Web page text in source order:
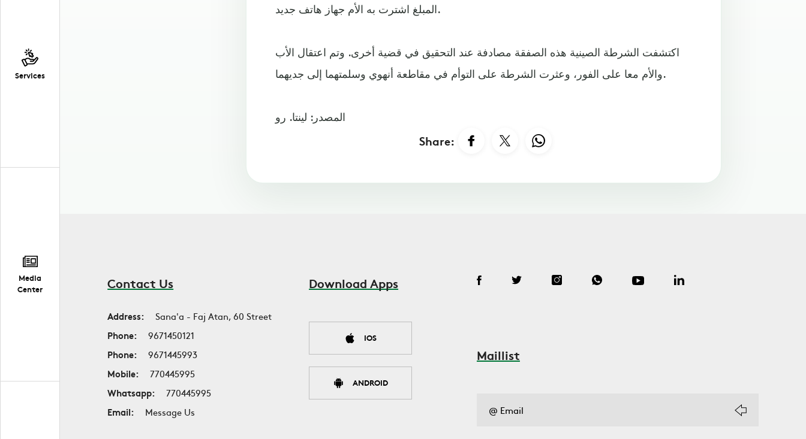
Services
Media
Center
المبلغ اشترت به الأم جهاز هاتف جديد.
اكتشفت الشرطة الصينية هذه الصفقة مصادفة عند التحقيق في قضية أخرى. وتم اعتقال الأب
والأم معا على الفور، وعثرت الشرطة على التوأم في مقاطعة أنهوي وسلمتهما إلى جديهما.
المصدر: لينتا. رو
Share:
Contact Us
Address:
Sana'a - Faj Atan, 60 Street
Phone:
9671450121
Phone:
9671445993
Mobile:
770445995
Whatsapp:
770445995
Email:
Message Us
Download Apps
IOS
ANDROID
Maillist